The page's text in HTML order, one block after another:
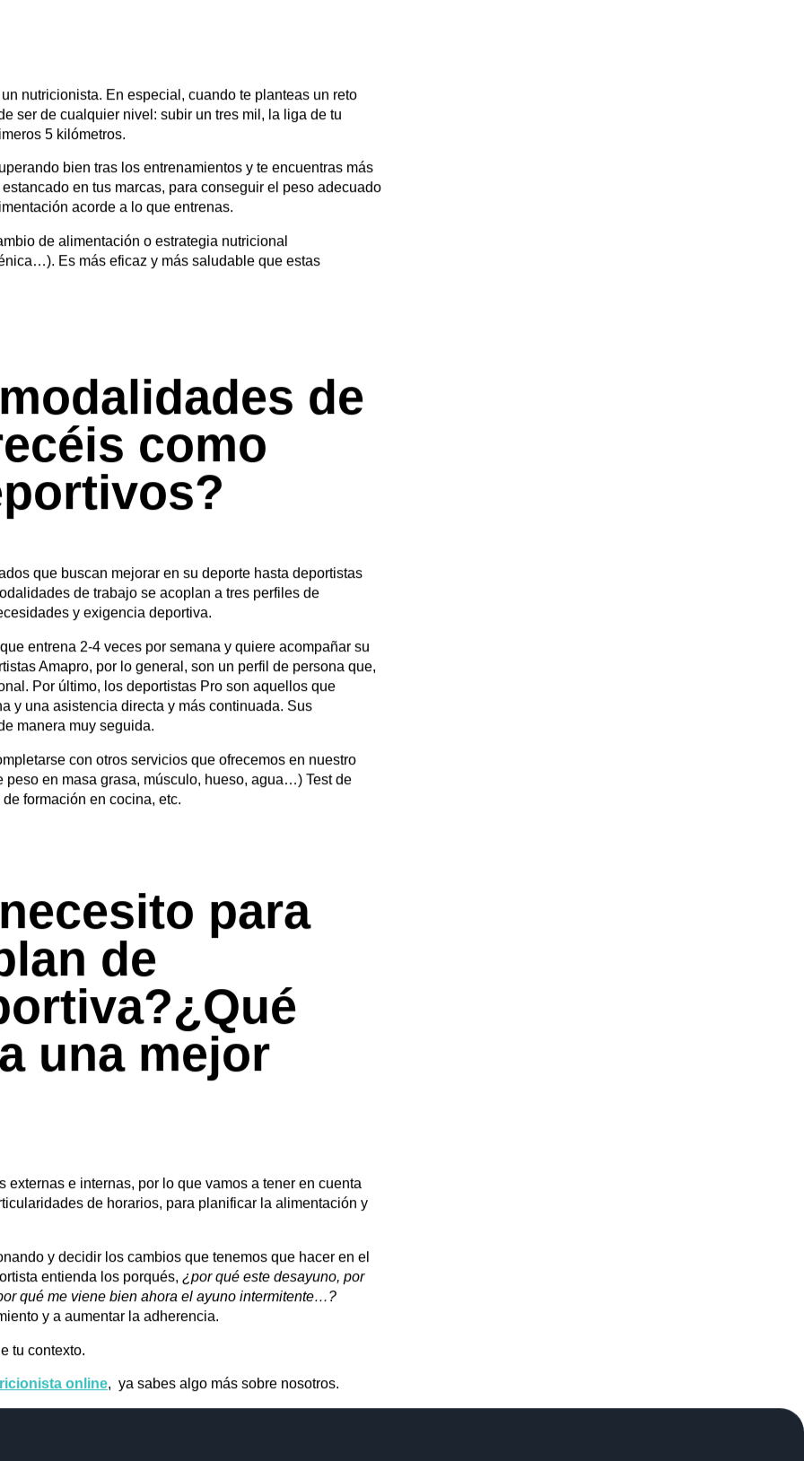
las cookies para almacenar y/o acceder a la información del dispositivo. El consentimiento de estas tecnologías nos
o las identificaciones únicas en este sitio. No consentir o retirar el consentimiento, puede afectar negativamente a ciertas
Estamos ahí ante un imprevisto, un cambio de
la planificación nutricional y seguir mejorando.
contratar
y
5 kilómetros.
bien tras los entrenamientos y te encuentras más
en tus marcas, para conseguir el peso adecuado
acorde a lo que entrenas.
de alimentación o estrategia nutricional
Es más eficaz y más saludable que estas
de
como
que buscan mejorar en su deporte hasta deportistas
entrena 2-4 veces por semana y quiere acompañar su
Amapro, por lo general, son un perfil de persona que,
Por último, los deportistas Pro son aquellos que
y una asistencia directa y más continuada. Sus
manera muy seguida.
con otros servicios que ofrecemos en nuestro
en masa grasa, músculo, hueso, agua…) Test de
formación en cocina, etc.
para
de
una mejor
English(Inglés ) Español